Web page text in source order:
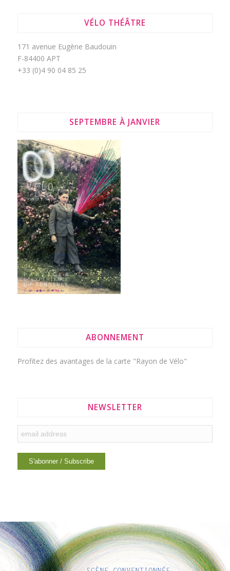
VÉLO THÉÂTRE
171 avenue Eugène Baudouin
F-84400 APT
+33 (0)4 90 04 85 25
SEPTEMBRE À JANVIER
ABONNEMENT
Profitez des avantages de la carte "Rayon de Vélo"
NEWSLETTER
LIENS INTÉRESSANTS